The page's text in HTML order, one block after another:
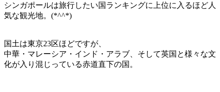
シンガポールは旅行したい国ランキングに上位に入るほど人
気な観光地。(*^^*)
国土は東京23区ほどですが、
中華・マレーシア・インド・アラブ、そして英国と様々な文
化が入り混じっている赤道直下の国。